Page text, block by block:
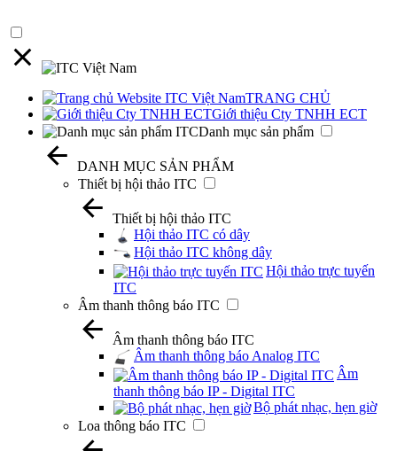
TRANG CHỦ
Giới thiệu Cty TNHH ECT
Danh mục sản phẩm
DANH MỤC SẢN PHẨM
Thiết bị hội thảo ITC
Thiết bị hội thảo ITC
Hội thảo ITC có dây
Hội thảo ITC không dây
Hội thảo trực tuyến
ITC
Âm thanh thông báo ITC
Âm thanh thông báo ITC
Âm thanh thông báo Analog ITC
Âm
thanh thông báo IP - Digital ITC
Bộ phát nhạc, hẹn giờ
Loa thông báo ITC